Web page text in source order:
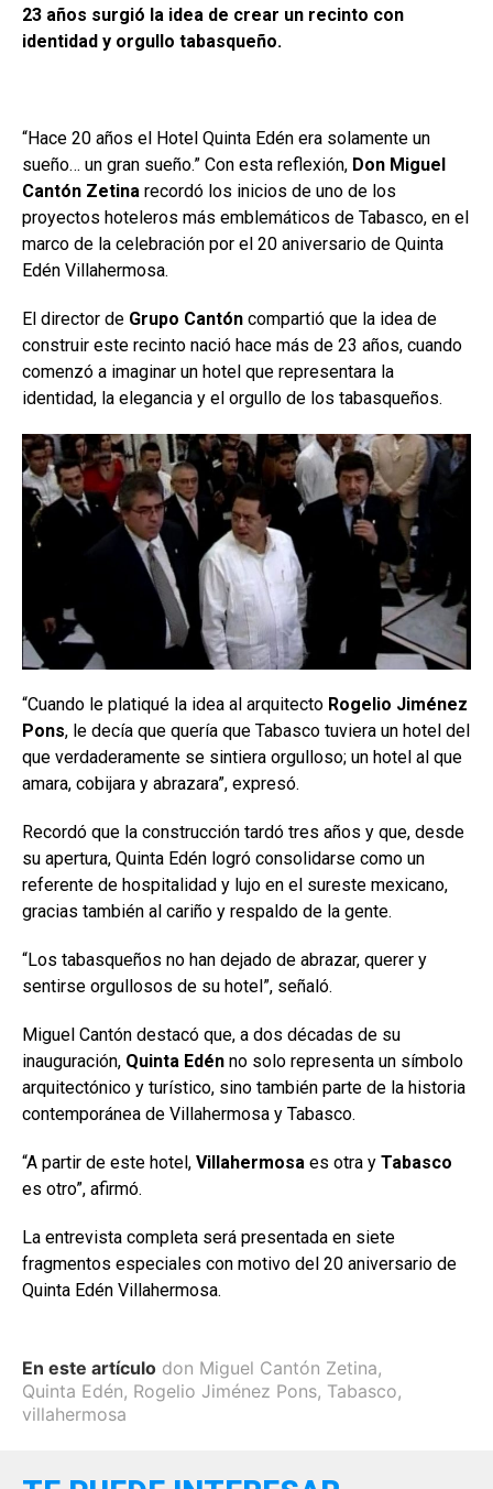
23 años surgió la idea de crear un recinto con
identidad y orgullo tabasqueño.
“Hace 20 años el Hotel Quinta Edén era solamente un
sueño… un gran sueño.” Con esta reflexión, Don Miguel
Cantón Zetina recordó los inicios de uno de los
proyectos hoteleros más emblemáticos de Tabasco, en el
marco de la celebración por el 20 aniversario de Quinta
Edén Villahermosa.
El director de Grupo Cantón compartió que la idea de
construir este recinto nació hace más de 23 años, cuando
comenzó a imaginar un hotel que representara la
identidad, la elegancia y el orgullo de los tabasqueños.
“Cuando le platiqué la idea al arquitecto Rogelio Jiménez
Pons, le decía que quería que Tabasco tuviera un hotel del
que verdaderamente se sintiera orgulloso; un hotel al que
amara, cobijara y abrazara”, expresó.
Recordó que la construcción tardó tres años y que, desde
su apertura, Quinta Edén logró consolidarse como un
referente de hospitalidad y lujo en el sureste mexicano,
gracias también al cariño y respaldo de la gente.
“Los tabasqueños no han dejado de abrazar, querer y
sentirse orgullosos de su hotel”, señaló.
Miguel Cantón destacó que, a dos décadas de su
inauguración, Quinta Edén no solo representa un símbolo
arquitectónico y turístico, sino también parte de la historia
contemporánea de Villahermosa y Tabasco.
“A partir de este hotel, Villahermosa es otra y Tabasco
es otro”, afirmó.
La entrevista completa será presentada en siete
fragmentos especiales con motivo del 20 aniversario de
Quinta Edén Villahermosa.
En este artículo don Miguel Cantón Zetina,
Quinta Edén, Rogelio Jiménez Pons, Tabasco,
villahermosa